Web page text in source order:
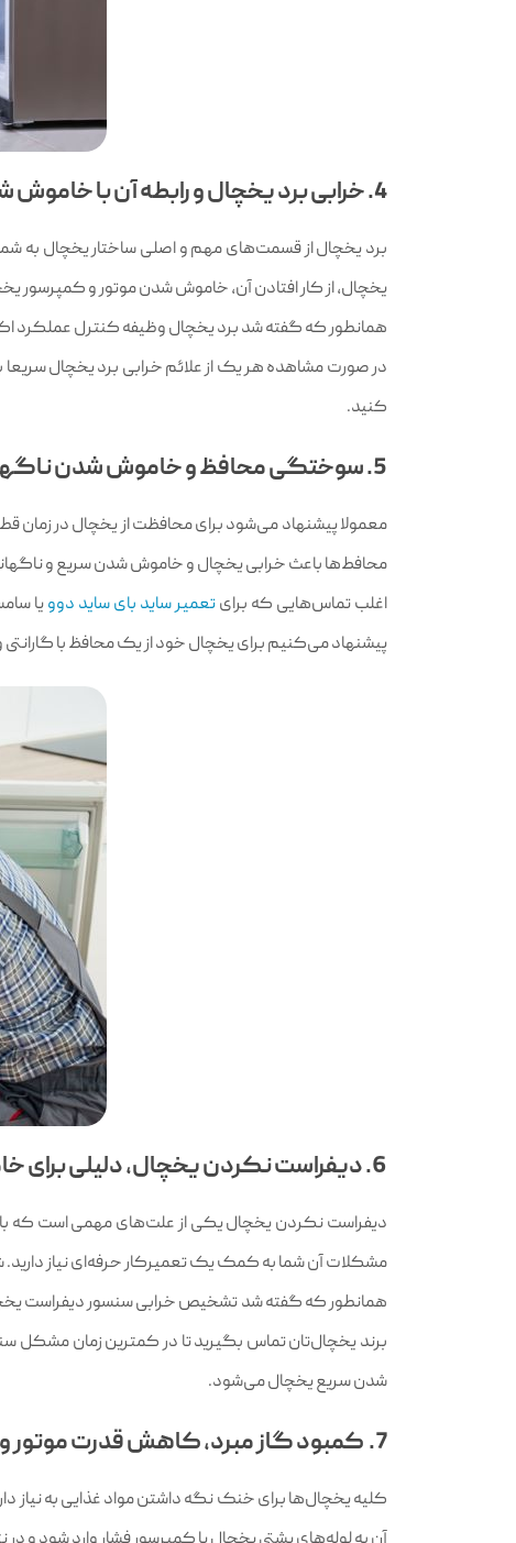
4. خرابی برد یخچال و رابطه آن با خاموش شدن سریع یخچال
برد یخچال از قسمت‌های مهم و اصلی ساختار یخچال به
یخچال، از کار افتادن آن، خاموش شدن موتور و
همانطور که گفته شد برد یخچال وظیفه کنترل عملکرد
در صورت مشاهده هر یک از علائم خرابی برد یخچال سریعا
کنید.
5. سوختگی محافظ و خاموش شدن ناگهانی یخچال
معمولا پیشنهاد می‌شود برای محافظت از یخچال در زمان
محافط‌ها باعث خرابی یخچال و خاموش شدن سریع و
اغلب تماس‌هایی که برایتعمیر ساید بای ساید دوویا
پیشنهاد می‌کنیم برای یخچال خود از یک محافظ با گارانتی و
6. دیفراست نکردن یخچال، دلیلی برای خاموشی سریع و اتفاقی یخچال
دیفراست نکردن یخچال یکی از علت‌های مهمی است که
مشکلات آن شما به کمک یک تعمیرکار حرفه‌ای نیاز
همانطور که گفته شد تشخیص خرابی سنسور دیفراست
برند یخچال‌تان تماس بگیرید تا در کمترین زمان مشکل
شدن سریع یخچال می‌شود.
7. کمبود گاز مبرد، کاهش قدرت موتور و خاموش شدن یخچال
کلیه یخچال‌ها برای خنک نگه داشتن مواد غذایی به